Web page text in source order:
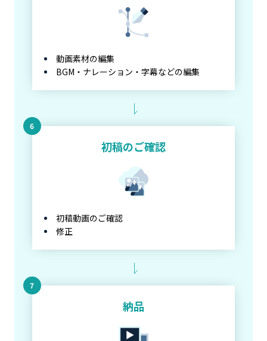
動画素材の編集
BGM・ナレーション・字幕などの編集
初稿のご確認
初稿動画のご確認
修正
納品